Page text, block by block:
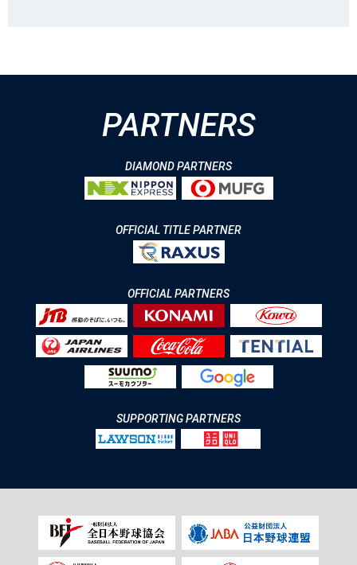
PARTNERS
DIAMOND PARTNERS
OFFICIAL TITLE PARTNER
OFFICIAL PARTNERS
SUPPORTING PARTNERS